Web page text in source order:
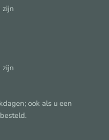
zijn
zijn
ook als u een